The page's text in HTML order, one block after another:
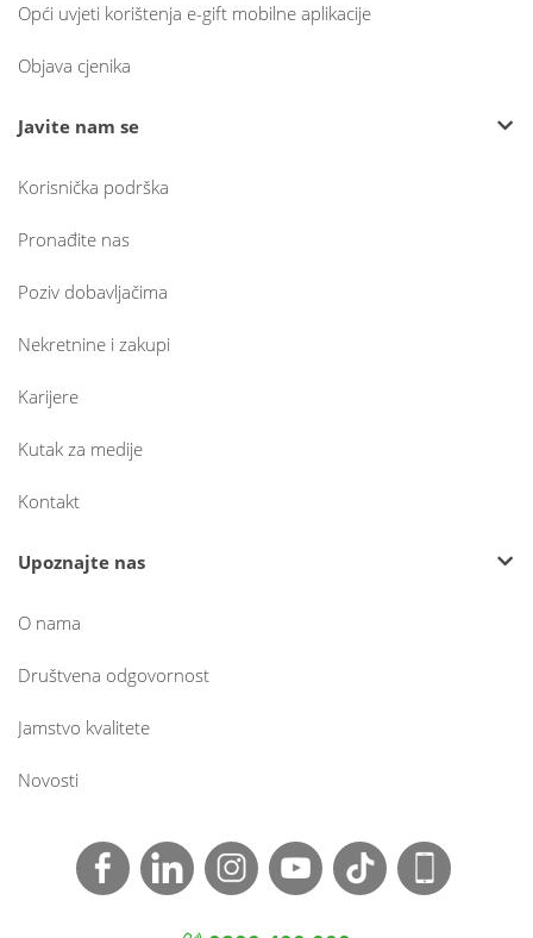
Opći uvjeti korištenja e-gift mobilne aplikacije
Objava cjenika
Javite nam se
Korisnička podrška
Pronađite nas
Poziv dobavljačima
Nekretnine i zakupi
Karijere
Kutak za medije
Kontakt
Upoznajte nas
O nama
Društvena odgovornost
Jamstvo kvalitete
Novosti